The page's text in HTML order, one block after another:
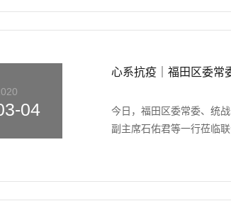
04
心系抗疫｜福田区委常
今日，福田区委常委、统
副主席石佑君等一行莅临